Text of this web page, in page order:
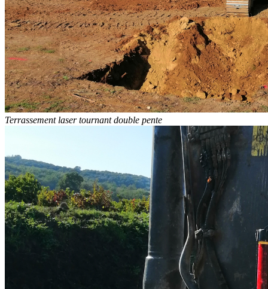
Terrassement laser tournant double pente